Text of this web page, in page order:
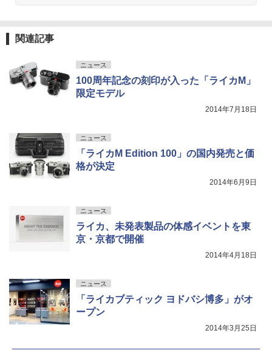
関連記事
ニュース
100周年記念の刻印が入った「ライカM」
限定モデル
2014年7月18日
ニュース
「ライカM Edition 100」の国内発売と価
格が決定
2014年6月9日
ニュース
ライカ、未発表製品の体感イベントを東
京・京都で開催
2014年4月18日
ニュース
「ライカブティック ヨドバシ博多」がオ
ープン
2014年3月25日